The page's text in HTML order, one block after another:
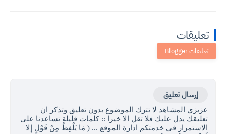
تعليقات
إرسال تعليق
عزيزي المشاهد لا تترك الموضوع بدون تعليق وتذكر ان
تعليقك يدل عليك فلا تقل الا خيرا :: كلمات قليلة تساعدنا على
الاستمرار في خدمتكم ادارة الموقع ... ( مَا يَلْفِظُ مِنْ قَوْلٍ إِلا